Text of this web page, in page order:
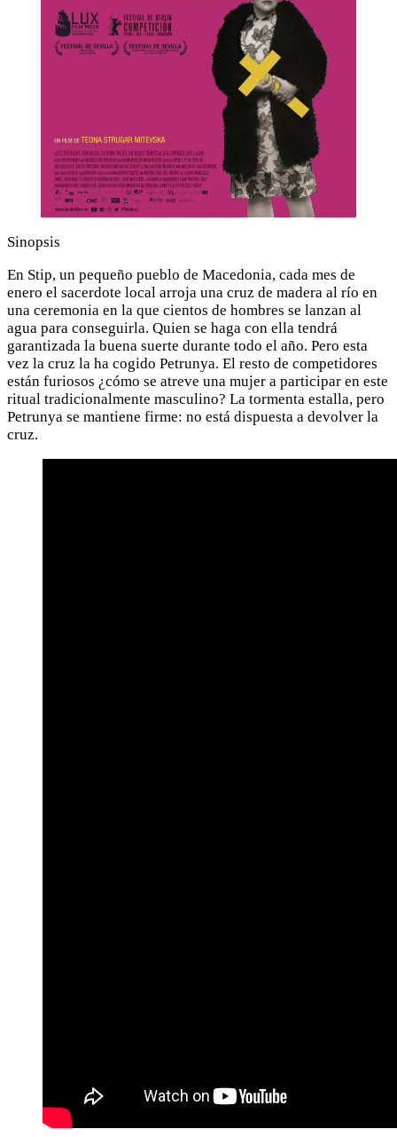
Sinopsis
En Stip, un pequeño pueblo de Macedonia, cada mes de
enero el sacerdote local arroja una cruz de madera al río en
una ceremonia en la que cientos de hombres se lanzan al
agua para conseguirla. Quien se haga con ella tendrá
garantizada la buena suerte durante todo el año. Pero esta
vez la cruz la ha cogido Petrunya. El resto de competidores
están furiosos ¿cómo se atreve una mujer a participar en este
ritual tradicionalmente masculino? La tormenta estalla, pero
Petrunya se mantiene firme: no está dispuesta a devolver la
cruz.